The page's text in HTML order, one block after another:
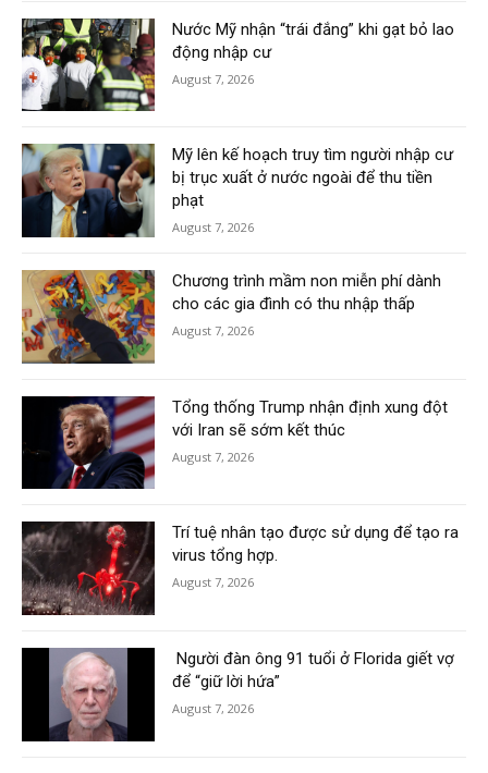
Nước Mỹ nhận “trái đắng” khi gạt bỏ lao
động nhập cư
August 7, 2026
Mỹ lên kế hoạch truy tìm người nhập cư
bị trục xuất ở nước ngoài để thu tiền
phạt
August 7, 2026
Chương trình mầm non miễn phí dành
cho các gia đình có thu nhập thấp
August 7, 2026
Tổng thống Trump nhận định xung đột
với Iran sẽ sớm kết thúc
August 7, 2026
Trí tuệ nhân tạo được sử dụng để tạo ra
virus tổng hợp.
August 7, 2026
Người đàn ông 91 tuổi ở Florida giết vợ
để “giữ lời hứa”
August 7, 2026